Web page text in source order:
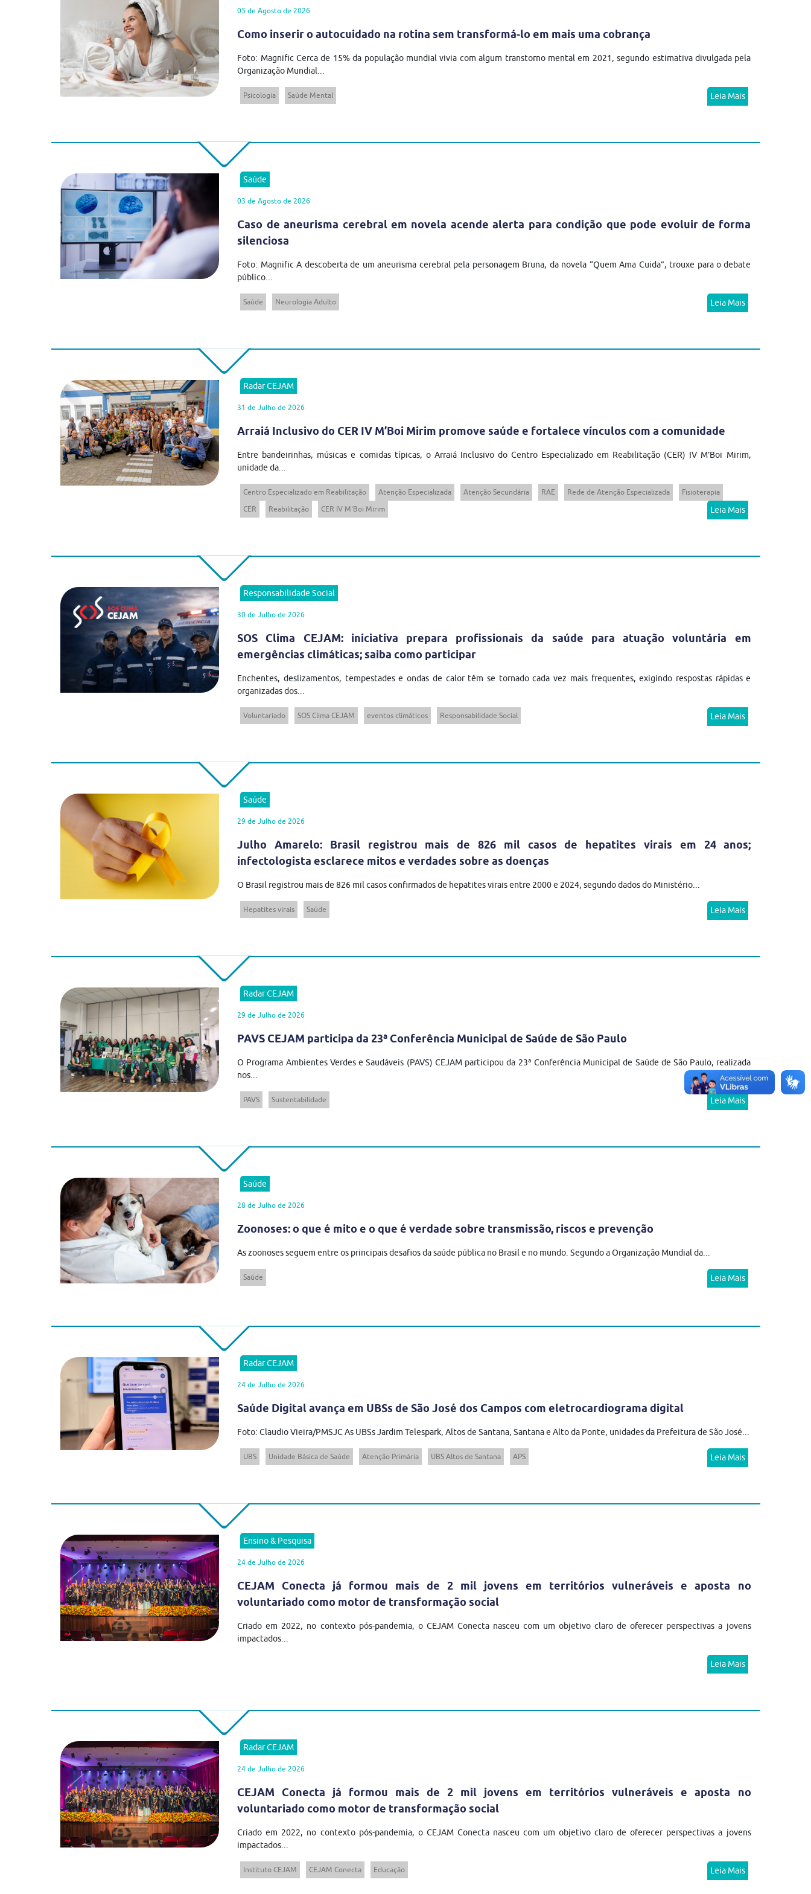
05 de Agosto de 2026
Como inserir o autocuidado na rotina sem transformá-lo em mais uma cobrança
Foto: Magnific Cerca de 15% da população mundial vivia com algum transtorno mental em 2021, segundo estimativa divulgada pela
Organização Mundial...
Psicologia Saúde Mental Leia Mais
Saúde
03 de Agosto de 2026
Caso de aneurisma cerebral em novela acende alerta para condição que pode evoluir de forma
silenciosa
Foto: Magnific A descoberta de um aneurisma cerebral pela personagem Bruna, da novela “Quem Ama Cuida”, trouxe para o debate
público...
Saúde Neurologia Adulto Leia Mais
Radar CEJAM
31 de Julho de 2026
Arraiá Inclusivo do CER IV M’Boi Mirim promove saúde e fortalece vínculos com a comunidade
Entre bandeirinhas, músicas e comidas típicas, o Arraiá Inclusivo do Centro Especializado em Reabilitação (CER) IV M’Boi Mirim,
unidade da...
Centro Especializado em Reabilitação Atenção Especializada Atenção Secundária RAE Rede de Atenção Especializada
Fisioterapia
CER
Reabilitação CER IV M'Boi Mirim Leia Mais
Responsabilidade Social
30 de Julho de 2026
SOS Clima CEJAM: iniciativa prepara profissionais da saúde para atuação voluntária em
emergências climáticas; saiba como participar
Enchentes, deslizamentos, tempestades e ondas de calor têm se tornado cada vez mais frequentes, exigindo respostas rápidas e
organizadas dos...
Voluntariado SOS Clima CEJAM eventos climáticos Responsabilidade Social Leia Mais
Saúde
29 de Julho de 2026
Julho Amarelo: Brasil registrou mais de 826 mil casos de hepatites virais em 24 anos;
infectologista esclarece mitos e verdades sobre as doenças
O Brasil registrou mais de 826 mil casos confirmados de hepatites virais entre 2000 e 2024, segundo dados do Ministério...
Hepatites virais Saúde Leia Mais
Radar CEJAM
29 de Julho de 2026
PAVS CEJAM participa da 23ª Conferência Municipal de Saúde de São Paulo
O Programa Ambientes Verdes e Saudáveis (PAVS) CEJAM participou da 23ª Conferência Municipal de Saúde de São Paulo, realizada
nos...
PAVS Sustentabilidade Leia Mais
Saúde
28 de Julho de 2026
Zoonoses: o que é mito e o que é verdade sobre transmissão, riscos e prevenção
As zoonoses seguem entre os principais desafios da saúde pública no Brasil e no mundo. Segundo a Organização Mundial da...
Saúde Leia Mais
Radar CEJAM
24 de Julho de 2026
Saúde Digital avança em UBSs de São José dos Campos com eletrocardiograma digital
Foto: Claudio Vieira/PMSJC As UBSs Jardim Telespark, Altos de Santana, Santana e Alto da Ponte, unidades da Prefeitura de São José...
UBS Unidade Básica de Saúde Atenção Primária UBS Altos de Santana APS Leia Mais
Ensino & Pesquisa
24 de Julho de 2026
CEJAM Conecta já formou mais de 2 mil jovens em territórios vulneráveis e aposta no
voluntariado como motor de transformação social
Criado em 2022, no contexto pós-pandemia, o CEJAM Conecta nasceu com um objetivo claro de oferecer perspectivas a jovens
impactados...
Leia Mais
Radar CEJAM
24 de Julho de 2026
CEJAM Conecta já formou mais de 2 mil jovens em territórios vulneráveis e aposta no
voluntariado como motor de transformação social
Criado em 2022, no contexto pós-pandemia, o CEJAM Conecta nasceu com um objetivo claro de oferecer perspectivas a jovens
impactados...
Instituto CEJAM CEJAM Conecta Educação Leia Mais